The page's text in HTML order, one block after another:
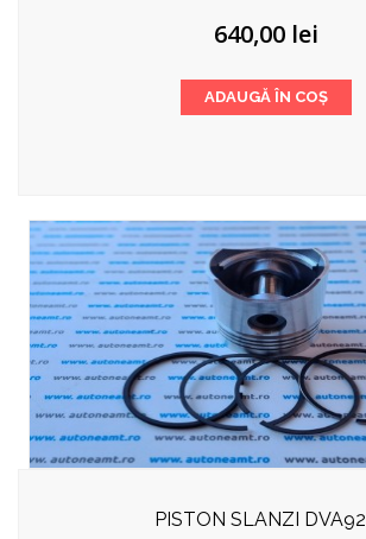
640,00 lei
ADAUGĂ ÎN COȘ
PISTON SLANZI